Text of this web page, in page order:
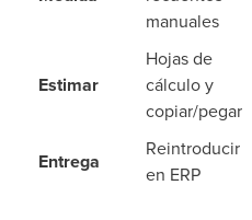
manuales
Estimar
Hojas de
cálculo y
copiar/pegar
Entrega
Reintroducir
en ERP